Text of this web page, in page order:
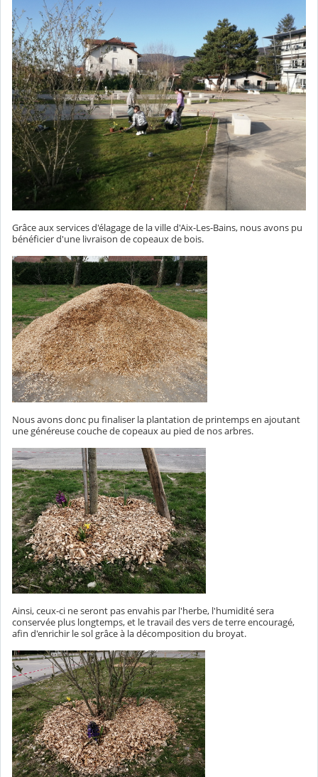
Grâce aux services d'élagage de la ville d'Aix-Les-Bains, nous avons pu
bénéficier d'une livraison de copeaux de bois.
Nous avons donc pu finaliser la plantation de printemps en ajoutant
une généreuse couche de copeaux au pied de nos arbres.
Ainsi, ceux-ci ne seront pas envahis par l'herbe, l'humidité sera
conservée plus longtemps, et le travail des vers de terre encouragé,
afin d'enrichir le sol grâce à la décomposition du broyat.